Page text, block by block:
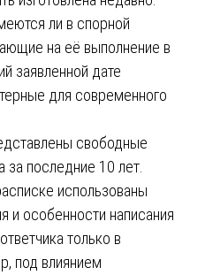
ли в спорной
на её выполнение в
заявленной дате
для современного
свободные
за последние 10 лет.
использованы
и особенности написания
только в
под влиянием